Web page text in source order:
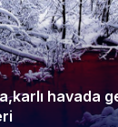
havada